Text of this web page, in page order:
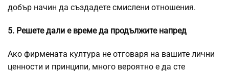
добър начин да създадете смислени отношения.
5. Решете дали е време да продължите напред
Ако фирмената култура не отговаря на вашите лични
ценности и принципи, много вероятно е да сте